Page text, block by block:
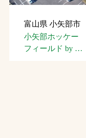
富山県 小矢部市
小矢部ホッケー
フィールド by